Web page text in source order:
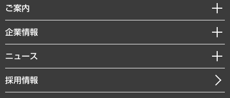
デジタルイノベーション
共生・ダイバーシティ
GRC（ガバナンス・リスク・コンプライアンス）・防災（政策）
経済・産業・雇用・労働
経済調査
レポート
コラム
経営用語集
受託・受注実績（官公庁関連）
ご案内
セミナー・イベント情報
MUFGビジネスセミナー
受託案件情報
企業情報
私たちの想い
社長メッセージ
会社概要
ニュース
ニュースリリース
お知らせ
採用情報